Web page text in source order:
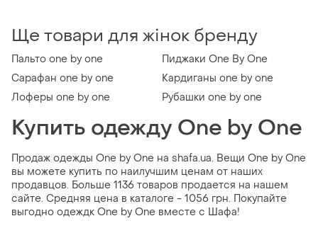
Ще товари для жінок бренду
Пальто one by one
Пиджаки One By One
Сарафан one by one
Кардиганы one by one
Лоферы one by one
Рубашки one by one
Купить одежду One by One
Продаж одежды One by One на shafa.ua. Вещи One by One
вы можете купить по наилучшим ценам от наших
продавцов. Больше 1136 товаров продается на нашем
сайте. Средняя цена в каталоге - 1056 грн. Покупайте
выгодно одеждк One by One вместе с Шафа!